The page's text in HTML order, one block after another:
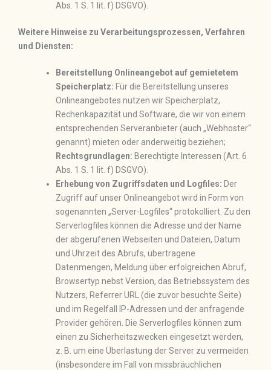
Abs. 1 S. 1 lit. f) DSGVO).
Weitere Hinweise zu Verarbeitungsprozessen, Verfahren
und Diensten:
Bereitstellung Onlineangebot auf gemietetem
Speicherplatz: Für die Bereitstellung unseres
Onlineangebotes nutzen wir Speicherplatz,
Rechenkapazität und Software, die wir von einem
entsprechenden Serveranbieter (auch „Webhoster“
genannt) mieten oder anderweitig beziehen;
Rechtsgrundlagen: Berechtigte Interessen (Art. 6
Abs. 1 S. 1 lit. f) DSGVO).
Erhebung von Zugriffsdaten und Logfiles: Der
Zugriff auf unser Onlineangebot wird in Form von
sogenannten „Server-Logfiles“ protokolliert. Zu den
Serverlogfiles können die Adresse und der Name
der abgerufenen Webseiten und Dateien, Datum
und Uhrzeit des Abrufs, übertragene
Datenmengen, Meldung über erfolgreichen Abruf,
Browsertyp nebst Version, das Betriebssystem des
Nutzers, Referrer URL (die zuvor besuchte Seite)
und im Regelfall IP-Adressen und der anfragende
Provider gehören. Die Serverlogfiles können zum
einen zu Sicherheitszwecken eingesetzt werden,
z. B. um eine Überlastung der Server zu vermeiden
(insbesondere im Fall von missbräuchlichen